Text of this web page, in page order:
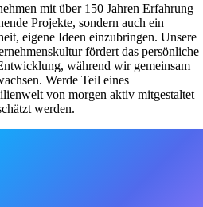
mit über 150 Jahren Erfahrung
Projekte, sondern auch ein
eigene Ideen einzubringen. Unsere
fördert das persönliche
während wir gemeinsam
Werde Teil eines
von morgen aktiv mitgestaltet
werden.